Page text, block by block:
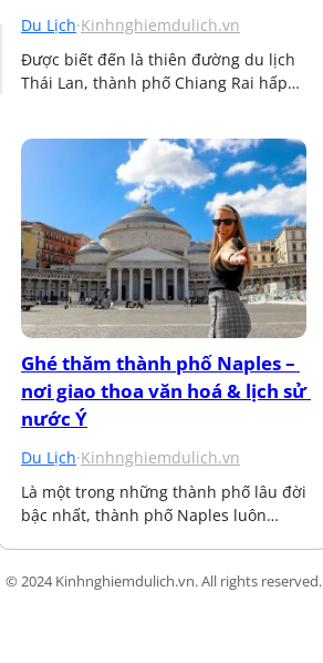
Du Lịch·Kinhnghiemdulich.vn
Được biết đến là thiên đường du lịch
Thái Lan, thành phố Chiang Rai hấp…
Ghé thăm thành phố Naples –
nơi giao thoa văn hoá & lịch sử
nước Ý
Du Lịch·Kinhnghiemdulich.vn
Là một trong những thành phố lâu đời
bậc nhất, thành phố Naples luôn…
© 2024 Kinhnghiemdulich.vn. All rights reserved.